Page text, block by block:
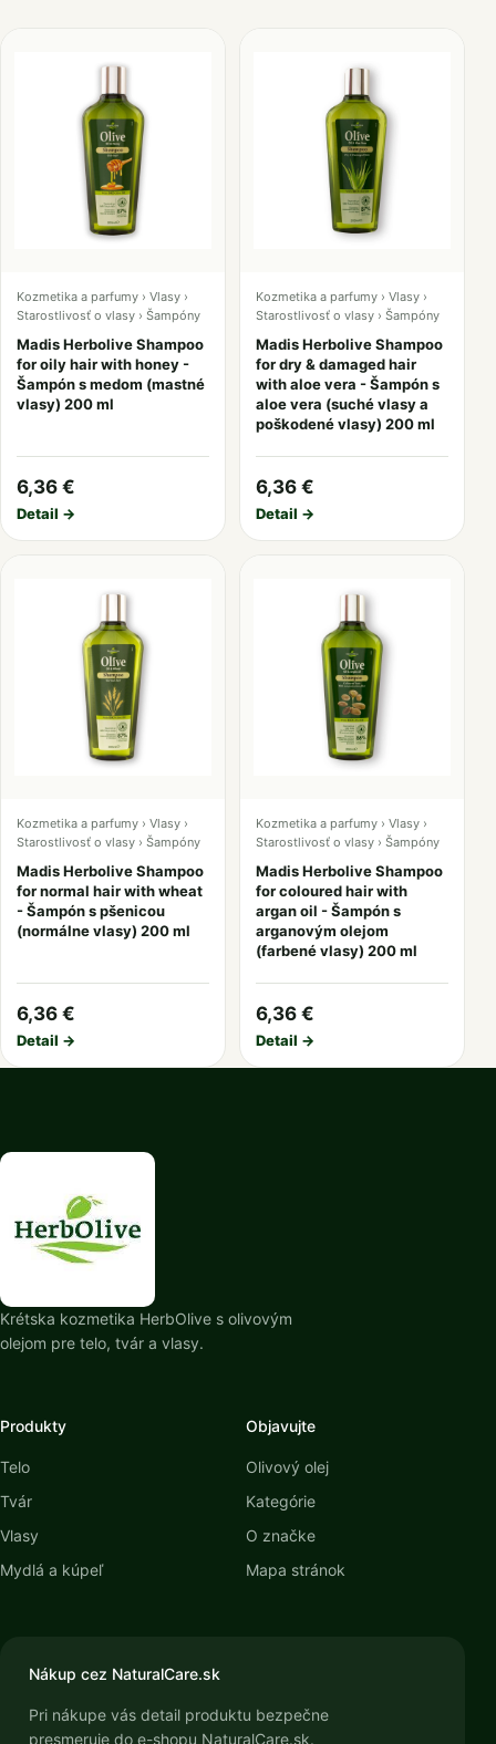
Kozmetika a parfumy › Vlasy ›
Starostlivosť o vlasy › Šampóny
Madis Herbolive Shampoo
for oily hair with honey -
Šampón s medom (mastné
vlasy) 200 ml
6,36 €
Detail →
Kozmetika a parfumy › Vlasy ›
Starostlivosť o vlasy › Šampóny
Madis Herbolive Shampoo
for dry & damaged hair
with aloe vera - Šampón s
aloe vera (suché vlasy a
poškodené vlasy) 200 ml
6,36 €
Detail →
Kozmetika a parfumy › Vlasy ›
Starostlivosť o vlasy › Šampóny
Madis Herbolive Shampoo
for normal hair with wheat
- Šampón s pšenicou
(normálne vlasy) 200 ml
6,36 €
Detail →
Kozmetika a parfumy › Vlasy ›
Starostlivosť o vlasy › Šampóny
Madis Herbolive Shampoo
for coloured hair with
argan oil - Šampón s
arganovým olejom
(farbené vlasy) 200 ml
6,36 €
Detail →
Krétska kozmetika HerbOlive s olivovým
olejom pre telo, tvár a vlasy.
Produkty
Telo
Tvár
Vlasy
Mydlá a kúpeľ
Objavujte
Olivový olej
Kategórie
O značke
Mapa stránok
Nákup cez NaturalCare.sk
Pri nákupe vás detail produktu bezpečne
presmeruje do e-shopu NaturalCare.sk.